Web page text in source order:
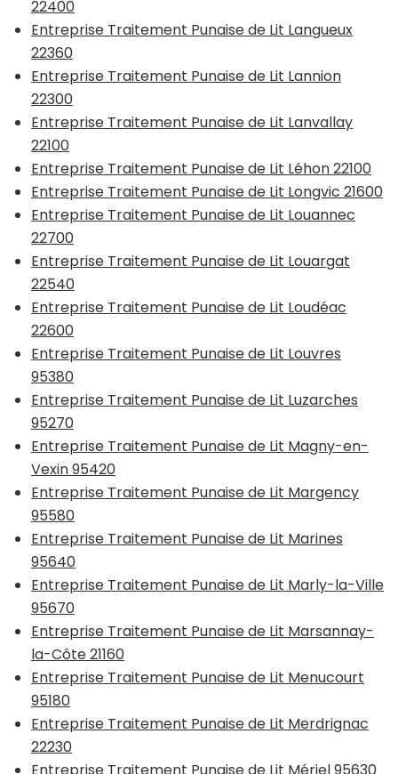
22400
Entreprise Traitement Punaise de Lit Langueux
22360
Entreprise Traitement Punaise de Lit Lannion
22300
Entreprise Traitement Punaise de Lit Lanvallay
22100
Entreprise Traitement Punaise de Lit Léhon 22100
Entreprise Traitement Punaise de Lit Longvic 21600
Entreprise Traitement Punaise de Lit Louannec
22700
Entreprise Traitement Punaise de Lit Louargat
22540
Entreprise Traitement Punaise de Lit Loudéac
22600
Entreprise Traitement Punaise de Lit Louvres
95380
Entreprise Traitement Punaise de Lit Luzarches
95270
Entreprise Traitement Punaise de Lit Magny-en-
Vexin 95420
Entreprise Traitement Punaise de Lit Margency
95580
Entreprise Traitement Punaise de Lit Marines
95640
Entreprise Traitement Punaise de Lit Marly-la-Ville
95670
Entreprise Traitement Punaise de Lit Marsannay-
la-Côte 21160
Entreprise Traitement Punaise de Lit Menucourt
95180
Entreprise Traitement Punaise de Lit Merdrignac
22230
Entreprise Traitement Punaise de Lit Mériel 95630